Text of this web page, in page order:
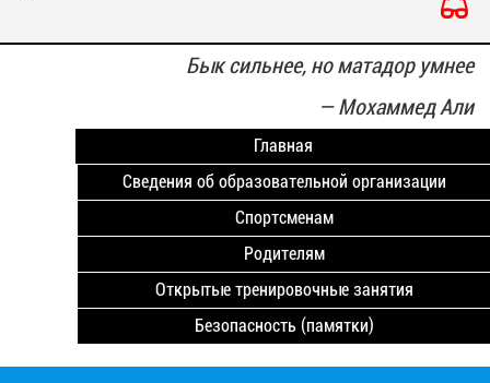
Бык сильнее, но матадор умнее
—Мoхаммед Али
Главная
Сведения об образовательной организации
Спортсменам
Родителям
Открытые тренировочные занятия
Безопасность (памятки)